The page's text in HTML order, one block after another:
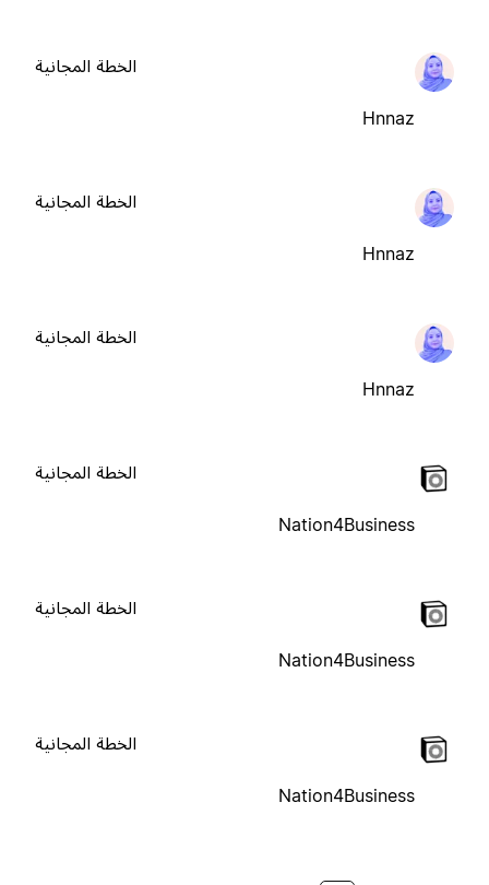
Hnnaz
الخطة المجانية
Hnnaz
الخطة المجانية
Hnnaz
الخطة المجانية
Nation4Business
الخطة المجانية
Nation4Business
الخطة المجانية
Nation4Business
الخطة المجانية